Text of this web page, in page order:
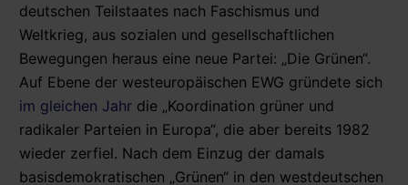
deutschen Teilstaates nach Faschismus und
Weltkrieg, aus sozialen und gesellschaftlichen
Bewegungen heraus eine neue Partei: „Die Grünen“.
Auf Ebene der westeuropäischen EWG gründete sich
im gleichen Jahr die „Koordination grüner und
radikaler Parteien in Europa“, die aber bereits 1982
wieder zerfiel. Nach dem Einzug der damals
basisdemokratischen „Grünen“ in den westdeutschen